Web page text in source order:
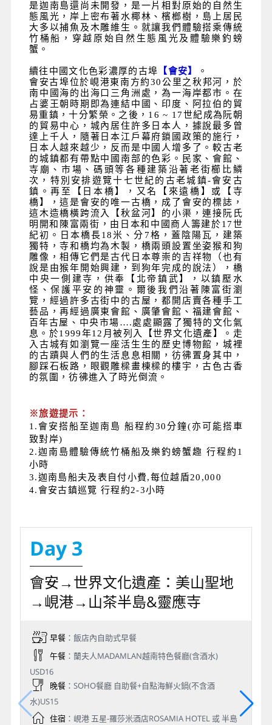
是迦南島還尚未開發，是一片相對原始的自然生
態風光，岸上密布著水椰林、檳榔樹，島上居民
大多以捕魚及木雕維生。就讓我們體驗搭乘傳統
竹桶船，穿越原始自然生態風光及體驗樂釣螃
蟹。
續往中國文化色彩濃厚的古埠 【會安】
。
會安古埠位於峴港東南方約30公里之秋邦河，於
南中國海的出海口三角洲處，為一海岸都市。在
占婆王朝時期即為連結中國、印度、阿拉伯的貿
易重鎮，十分繁榮。之後，16 ~ 17世紀成為阮朝
的貿易中心，城內居住許多日本人，據說最多曾
達上千人，隨著日本江戶幕府鎖國政策的施行，
日本人越來越少，反而是中國人增多了。較古老
的城鎮都有帶點中國南部的色彩。民家、會館、
寺廟、市場、碼頭等各種建築沿著老街櫛比鱗
次，特別安排遊覽十七世紀的古老城鎮-會安古
鎮。再至【日本橋】，又名【來遠橋】或【寺
橋】，這是會安的唯一古橋，成了會安的標誌，
這木造橋橫跨流入【秋盆河】的小渠，連接阮氏
明開和陳富兩街，由日本和中國商人籌建於17世
紀初。日本橋長18米、分7格，蓋陰陽瓦，建築
獨特，寺和橋均為木製，橋兩頭設置坐姿猴和狗
雕像，相傳它們是古代日本尊崇的吉祥物（也有
說是由猴年開始興建，到狗年完成的說法），橋
中央一側建寺，供奉【北帝鎮武】，以鎮壓水
怪、保護平安的神靈。 爾後我們沿著陳富街瀏
覽，經過許多古街中的古屋，都開店賣各種手工
藝品，再經過廣東會館、廣肇會館、福建會館、
百年古屋、中央市場….處處顯露了獨特的文化氣
息。於1999年12月被列入【世界文化遺產】。走
入古城有如瀏覽一座活生生的歷史博物館，城裡
的古蹟與人們的生活息息相關，彷彿置身其中，
腳踩石板路，眼觀雕樑畫棟樑的樓宇，古色古香
的氛圍，彷彿進入了時光倒流。
※旅遊提示：
1.會安搭船至迦南島 船程約30分鐘(亦可能搭車
致對岸)
2.迦南島體驗傳統竹桶船及樂釣螃蟹趣 行程約1
小時
3.迦南島船夫及表自付小費,每位越盾20,000
4.會安古鎮巡覽 行程約2-3小時
Day 3
會安→世界文化遺產：美山聖地
→峴港→山茶半島&靈應寺
早餐：飯店內自助式早餐
午餐：蘭夫人MADAMLAN越南特色餐廳(含酒水)
USD16
晚餐：SOHO餐廳 自助餐+自點海鮮火鍋(不含酒
水)US15
住宿：峴港 五星-羅莎米酒店ROSAMIA HOTEL 或 半島